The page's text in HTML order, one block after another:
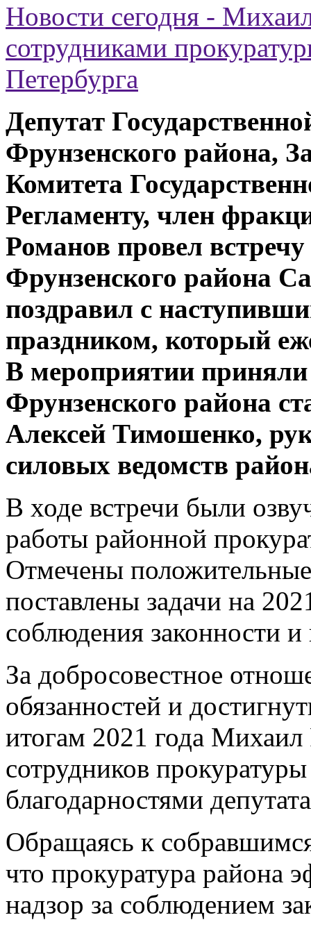
Новости сегодня -
сотрудниками
Петербурга
Депутат
Фрунзенского района,
Комитета
Регламенту, член
Романов провел
Фрунзенского района
поздравил с
праздником, который
В мероприятии приняли
Фрунзенского района
Алексей Тимошенко,
силовых ведомств
В ходе встречи были
работы районной
Отмечены положительные
поставлены задачи на
соблюдения законности
За добросовестное
обязанностей и
итогам 2021 года
сотрудников
благодарностями
Обращаясь к
что прокуратура района
надзор за соблюдением